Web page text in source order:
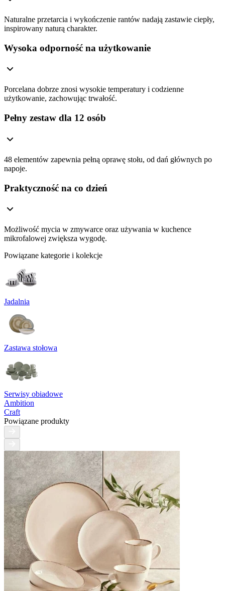
Naturalne przetarcia i wykończenie rantów nadają zastawie ciepły,
inspirowany naturą charakter.
Wysoka odporność na użytkowanie
Porcelana dobrze znosi wysokie temperatury i codzienne
użytkowanie, zachowując trwałość.
Pełny zestaw dla 12 osób
48 elementów zapewnia pełną oprawę stołu, od dań głównych po
napoje.
Praktyczność na co dzień
Możliwość mycia w zmywarce oraz używania w kuchence
mikrofalowej zwiększa wygodę.
Powiązane kategorie i kolekcje
Jadalnia
Zastawa stołowa
Serwisy obiadowe
Ambition
Craft
Powiązane produkty